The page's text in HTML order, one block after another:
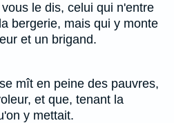
le dis, celui qui n'entre
bergerie, mais qui y monte
et un brigand.
mît en peine des pauvres,
et que, tenant la
y mettait.